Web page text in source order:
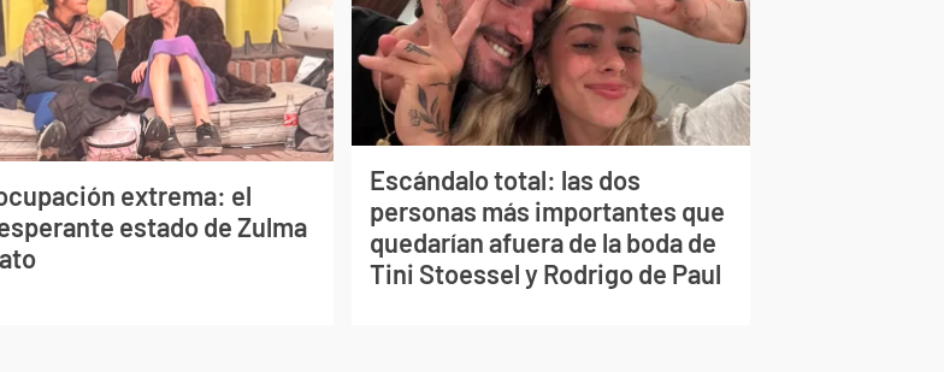
extrema: el
estado de Zulma
Escándalo total: las dos
personas más importantes que
quedarían afuera de la boda de
Tini Stoessel y Rodrigo de Paul